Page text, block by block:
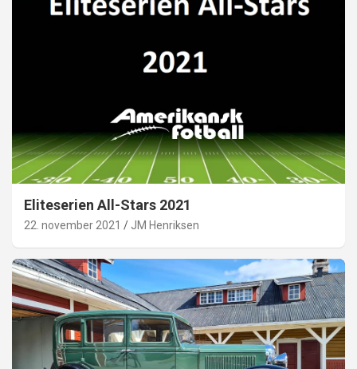
Eliteserien All-Stars 2021
22. november 2021 JM Henriksen